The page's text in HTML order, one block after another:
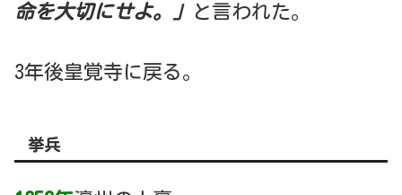
命を大切にせよ。」 と言われた。
3年後皇覚寺に戻る。
挙兵